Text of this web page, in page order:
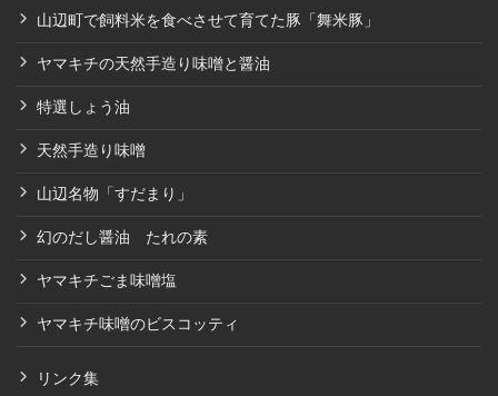
山辺町で飼料米を食べさせて育てた豚「舞米豚」
ヤマキチの天然手造り味噌と醤油
特選しょう油
天然手造り味噌
山辺名物「すだまり」
幻のだし醤油 たれの素
ヤマキチごま味噌塩
ヤマキチ味噌のビスコッティ
リンク集